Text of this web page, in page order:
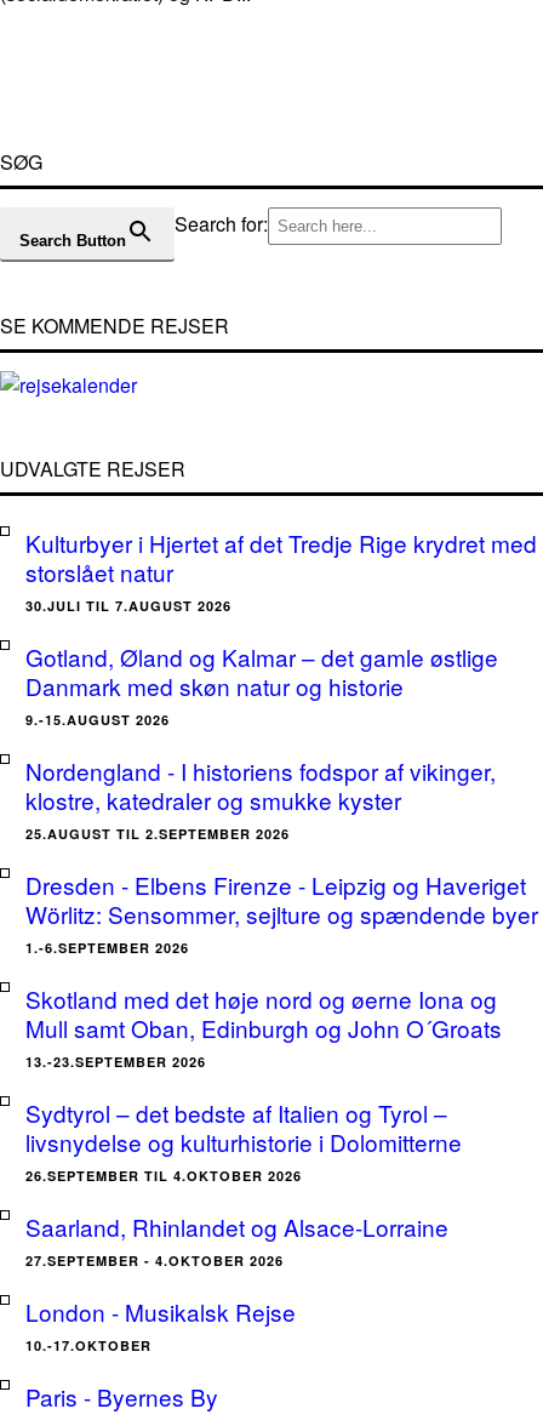
SØG
Search for:
Search Button
SE KOMMENDE REJSER
UDVALGTE REJSER
Kulturbyer i Hjertet af det Tredje Rige krydret med
storslået natur
30.JULI TIL 7.AUGUST 2026
Gotland, Øland og Kalmar – det gamle østlige
Danmark med skøn natur og historie
9.-15.AUGUST 2026
Nordengland - I historiens fodspor af vikinger,
klostre, katedraler og smukke kyster
25.AUGUST TIL 2.SEPTEMBER 2026
Dresden - Elbens Firenze - Leipzig og Haveriget
Wörlitz: Sensommer, sejlture og spændende byer
1.-6.SEPTEMBER 2026
Skotland med det høje nord og øerne Iona og
Mull samt Oban, Edinburgh og John O´Groats
13.-23.SEPTEMBER 2026
Sydtyrol – det bedste af Italien og Tyrol –
livsnydelse og kulturhistorie i Dolomitterne
26.SEPTEMBER TIL 4.OKTOBER 2026
Saarland, Rhinlandet og Alsace-Lorraine
27.SEPTEMBER - 4.OKTOBER 2026
London - Musikalsk Rejse
10.-17.OKTOBER
Paris - Byernes By